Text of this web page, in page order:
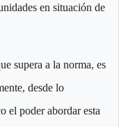
en situación de
supera a la norma, es
desde lo
el poder abordar esta